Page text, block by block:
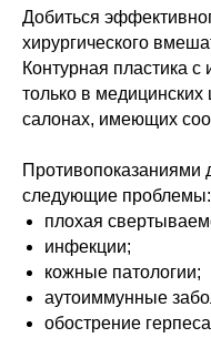
Добиться
хирургического
Контурная пластика
только в
салонах, имеющих
Противопоказаниями
следующие проблемы:
плохая
инфекции;
кожные патологии;
аутоиммунные
обострение